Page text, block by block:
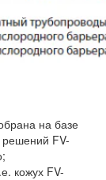
на базе
решений FV-
кожух FV-